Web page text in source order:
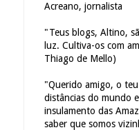
Acreano, jornalista
"Teus blogs, Altino,
luz. Cultiva-os com
Thiago de Mello)
"Querido amigo, o
distâncias do mundo
insulamento das
saber que somos